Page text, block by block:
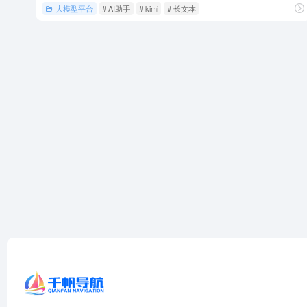
大模型平台 # AI助手 # kimi # 长文本